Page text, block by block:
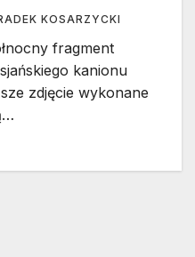
KOSARZYCKI
fragment
kanionu
zdjęcie wykonane